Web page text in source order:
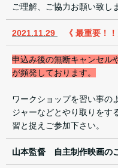
ご理解、ご協力お願い致し
2021.11.29 《 最重要！！
申込み後の無断キャンセル
が頻発しております。
ワークショップを習い事の
ジャーなどとやり取りをす
習と捉えご参加下さい。
山本監督 自主制作映画の